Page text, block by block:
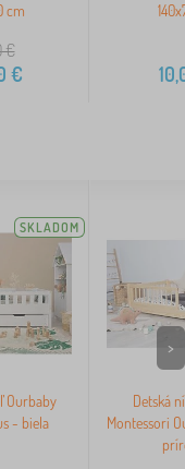
cm
€
€
SKLADOM
Ourbaby
- biela
Detská
Montessori
>